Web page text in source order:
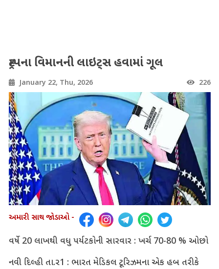
ટ્રમ્પના વિમાનની લાઇટ્સ હવામાં ગૂલ
January 22, Thu, 2026 226
અમારી સાથ જોડાઓ -
વર્ષે 20 લાખથી વધુ પર્યટકોની સારવાર : ખર્ચ 70-80 % ઓછો
નવી દિલ્હી તા.ર1 : ભારત મેડિકલ ટૂરિઝમના એક હબ તરીકે